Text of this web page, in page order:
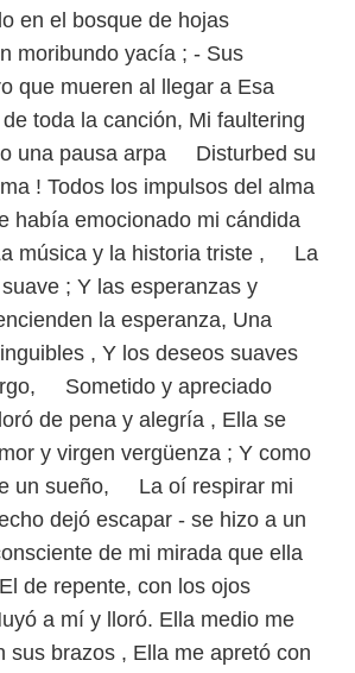
en el bosque de hojas
yacía ; - Sus
que mueren al llegar a Esa
toda la canción, Mi faultering
una pausa arpa Disturbed su
! Todos los impulsos del alma
había emocionado mi cándida
música y la historia triste , La
; Y las esperanzas y
la esperanza, Una
, Y los deseos suaves
Sometido y apreciado
de pena y alegría , Ella se
y virgen vergüenza ; Y como
un sueño, La oí respirar mi
dejó escapar - se hizo a un
de mi mirada que ella
de repente, con los ojos
a mí y lloró. Ella medio me
sus brazos , Ella me apretó con